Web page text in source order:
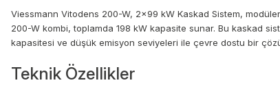
Viessmann Vitodens 200-W, 2x99 kW Kaskad Sistem,
200-W kombi, toplamda 198 kW kapasite sunar. Bu kaskad
kapasitesi ve düşük emisyon seviyeleri ile çevre dostu bir
Teknik Özellikler